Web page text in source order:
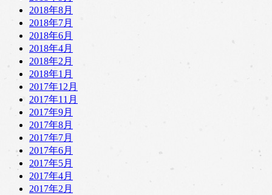
2018年8月
2018年7月
2018年6月
2018年4月
2018年2月
2018年1月
2017年12月
2017年11月
2017年9月
2017年8月
2017年7月
2017年6月
2017年5月
2017年4月
2017年2月